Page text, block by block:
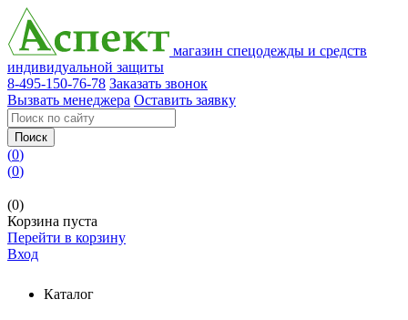
магазин спецодежды и средств
индивидуальной защиты
8-495-150-76-78 Заказать звонок
Вызвать менеджера Оставить заявку
Поиск
(0)
(0)
(0)
Корзина пуста
Перейти в корзину
Вход
Каталог